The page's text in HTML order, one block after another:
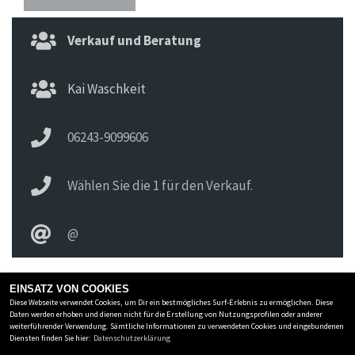
Verkauf und Beratung
Kai Waschkeit
06243-9099606
Wählen Sie die 1 für den Verkauf.
@
MOTORRAD HOFMANN MONSHEIM
Carl-Benz-Str.8-67590 Monsheim-06243-9099606
EINSATZ VON COOKIES
Diese Webseite verwendet Cookies, um Dir ein bestmögliches Surf-Erlebnis zu ermöglichen. Diese
Daten werden erhoben und dienen nicht für die Erstellung von Nutzungsprofilen oder anderer
weiterführender Verwendung. Sämtliche Informationen zu verwendeten Cookies und eingebundenen
Diensten finden Sie hier: Datenschutzerklärung